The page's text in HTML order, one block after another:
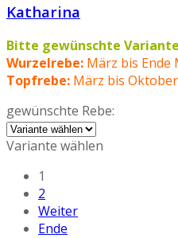
Katharina
Bitte gewünschte
Wurzelrebe: März bis Ende
Topfrebe: März bis Oktober
gewünschte Rebe:
Variante wählen
1
2
Weiter
Ende